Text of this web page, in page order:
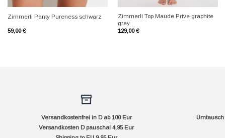
Zimmerli Panty Pureness schwarz
59,00€
Zimmerli Top Maude Prive graphite
grey
129,00€
Versandkostenfrei in D ab 100 Eur
Versandkosten D pauschal 4,95 Eur